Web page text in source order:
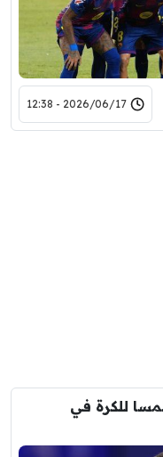
2026/06/17 - 12:38
للكرة في